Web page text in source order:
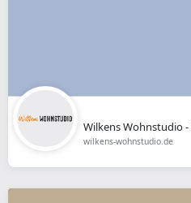
wilkens-wohnstudio.de